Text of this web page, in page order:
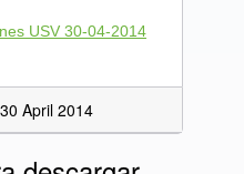
USV 30-04-2014
April 2014